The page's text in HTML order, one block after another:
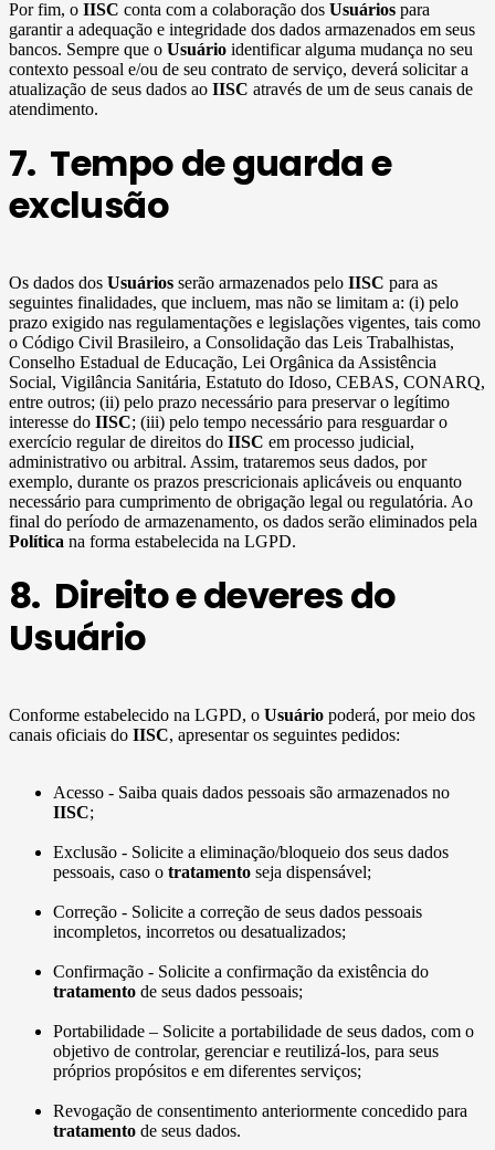
Por fim, o IISC conta com a colaboração dos Usuários para
garantir a adequação e integridade dos dados armazenados em seus
bancos. Sempre que o Usuário identificar alguma mudança no seu
contexto pessoal e/ou de seu contrato de serviço, deverá solicitar a
atualização de seus dados ao IISC através de um de seus canais de
atendimento.
7. Tempo de guarda e
exclusão
Os dados dos Usuários serão armazenados pelo IISC para as
seguintes finalidades, que incluem, mas não se limitam a: (i) pelo
prazo exigido nas regulamentações e legislações vigentes, tais como
o Código Civil Brasileiro, a Consolidação das Leis Trabalhistas,
Conselho Estadual de Educação, Lei Orgânica da Assistência
Social, Vigilância Sanitária, Estatuto do Idoso, CEBAS, CONARQ,
entre outros; (ii) pelo prazo necessário para preservar o legítimo
interesse do IISC; (iii) pelo tempo necessário para resguardar o
exercício regular de direitos do IISC em processo judicial,
administrativo ou arbitral. Assim, trataremos seus dados, por
exemplo, durante os prazos prescricionais aplicáveis ou enquanto
necessário para cumprimento de obrigação legal ou regulatória. Ao
final do período de armazenamento, os dados serão eliminados pela
Política na forma estabelecida na LGPD.
8. Direito e deveres do
Usuário
Conforme estabelecido na LGPD, o Usuário poderá, por meio dos
canais oficiais do IISC, apresentar os seguintes pedidos:
Acesso - Saiba quais dados pessoais são armazenados no
IISC;
Exclusão - Solicite a eliminação/bloqueio dos seus dados
pessoais, caso o tratamento seja dispensável;
Correção - Solicite a correção de seus dados pessoais
incompletos, incorretos ou desatualizados;
Confirmação - Solicite a confirmação da existência do
tratamento de seus dados pessoais;
Portabilidade – Solicite a portabilidade de seus dados, com o
objetivo de controlar, gerenciar e reutilizá-los, para seus
próprios propósitos e em diferentes serviços;
Revogação de consentimento anteriormente concedido para
tratamento de seus dados.